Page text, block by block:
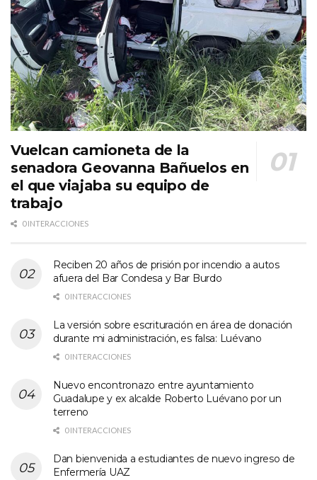
Vuelcan camioneta de la
senadora Geovanna Bañuelos en
el que viajaba su equipo de
trabajo
0 INTERACCIONES
Reciben 20 años de prisión por incendio a autos
afuera del Bar Condesa y Bar Burdo
0 INTERACCIONES
La versión sobre escrituración en área de donación
durante mi administración, es falsa: Luévano
0 INTERACCIONES
Nuevo encontronazo entre ayuntamiento
Guadalupe y ex alcalde Roberto Luévano por un
terreno
0 INTERACCIONES
Dan bienvenida a estudiantes de nuevo ingreso de
Enfermería UAZ